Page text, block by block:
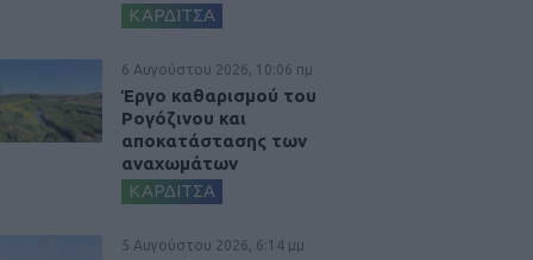
ΚΑΡΔΙΤΣΑ
6 Αυγούστου 2026, 10:06 πμ
Έργο καθαρισμού του
Ρογόζινου και
αποκατάστασης των
αναχωμάτων
ΚΑΡΔΙΤΣΑ
5 Αυγούστου 2026, 6:14 μμ